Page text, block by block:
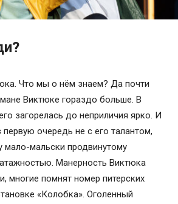
Что мы о нём знаем? Да почти
Виктюке гораздо больше. В
загорелась до неприличия ярко. И
очередь не с его талантом,
мальски продвинутому
Манерность Виктюка
многие помнят номер питерских
«Колобка». Оголенный